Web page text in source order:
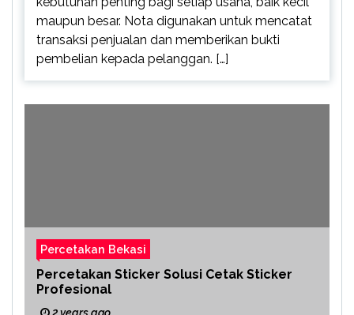
maupun besar. Nota digunakan untuk mencatat
transaksi penjualan dan memberikan bukti
pembelian kepada pelanggan. […]
Percetakan Bekasi
Percetakan Sticker Solusi Cetak Sticker
Profesional